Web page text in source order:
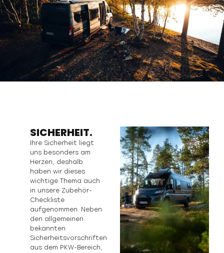
SICHERHEIT.
Ihre Sicherheit liegt
uns besonders am
Herzen, deshalb
haben wir dieses
wichtige Thema auch
in unsere Zubehör-
Checkliste
aufgenommen. Neben
den allgemeinen
bekannten
Sicherheitsvorschriften
aus dem PKW-Bereich,